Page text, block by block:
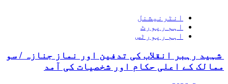
انٹرنیشنل
اہم رپورٹ
اہم رپورٹس
شہید رہبر انقلاب کی تدفین اور نماز جنازہ / سو
ممالک کے اعلی حکام اور شخصیات کی آمد